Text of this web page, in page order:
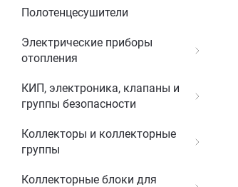
Полотенцесушители
Электрические приборы
отопления
КИП, электроника, клапаны и
группы безопасности
Коллекторы и коллекторные
группы
Коллекторные блоки для